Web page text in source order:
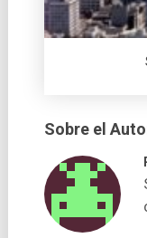
Sobre el